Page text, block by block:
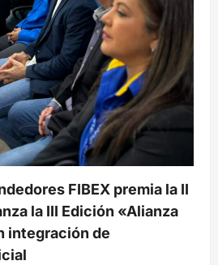
FIBEX premia la II
la III Edición «Alianza
integración de